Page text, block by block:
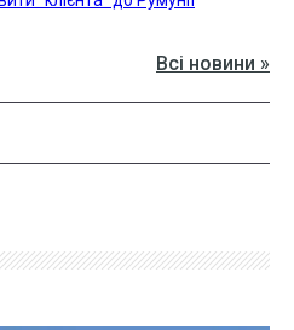
Всі новини »